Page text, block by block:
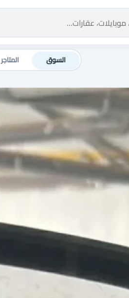
السوق المتاجر